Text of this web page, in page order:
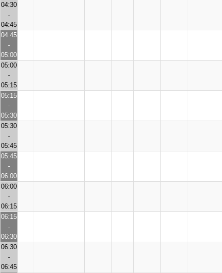
04:30
-
04:45
04:45
-
05:00
05:00
-
05:15
05:15
-
05:30
05:30
-
05:45
05:45
-
06:00
06:00
-
06:15
06:15
-
06:30
06:30
-
06:45